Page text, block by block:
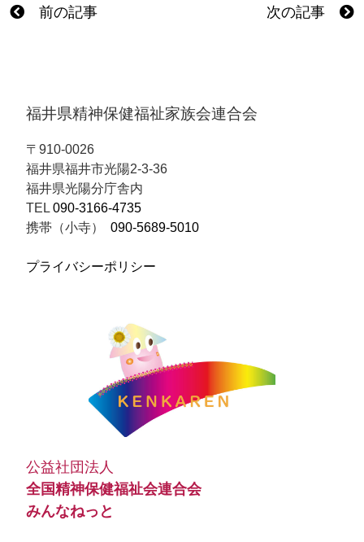
前の記事 次の記事
福井県精神保健福祉家族会連合会
〒910-0026
福井県福井市光陽2-3-36
福井県光陽分庁舎内
TEL 090-3166-4735
携帯（小寺） 090-5689-5010
プライバシーポリシー
公益社団法人
全国精神保健福祉会連合会
みんなねっと